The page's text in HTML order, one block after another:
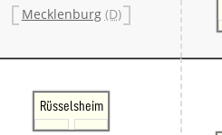
Mecklenburg (D)
Rüsselsheim